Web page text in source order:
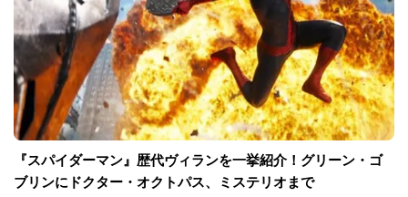
『スパイダーマン』歴代ヴィランを一挙紹介！グリーン・ゴ
ブリンにドクター・オクトパス、ミステリオまで